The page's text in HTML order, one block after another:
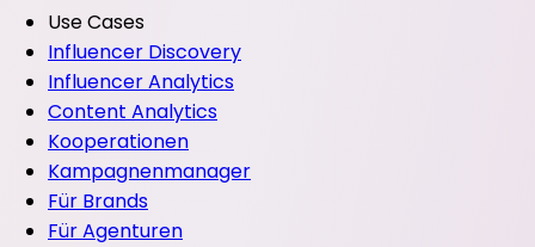
Use Cases
Influencer Discovery
Influencer Analytics
Content Analytics
Kooperationen
Kampagnenmanager
Für Brands
Für Agenturen